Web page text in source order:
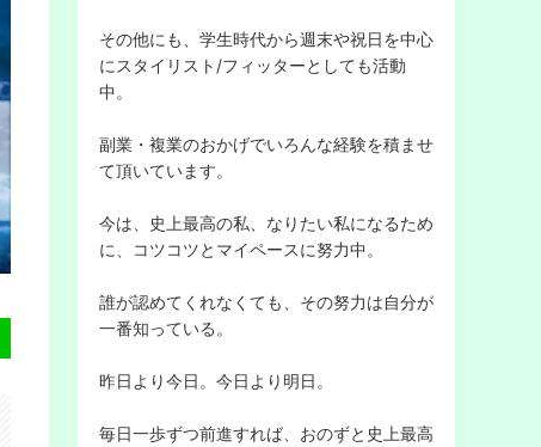
す
る
その他にも、学生時代から週末や祝日を中心
にスタイリスト/フィッターとしても活動
中。
副業・複業のおかげでいろんな経験を積ませ
て頂いています。
今は、史上最高の私、なりたい私になるため
に、コツコツとマイペースに努力中。
誰が認めてくれなくても、その努力は自分が
一番知っている。
昨日より今日。今日より明日。
毎日一歩ずつ前進すれば、おのずと史上最高